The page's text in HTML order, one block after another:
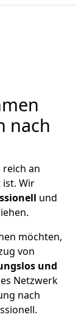
nach
reich an
ist. Wir
und
möchten,
von
und
Netzwerk
nach